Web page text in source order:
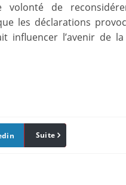
volonté de
les déclarations
influencer l’avenir de
Pinterest
Suite